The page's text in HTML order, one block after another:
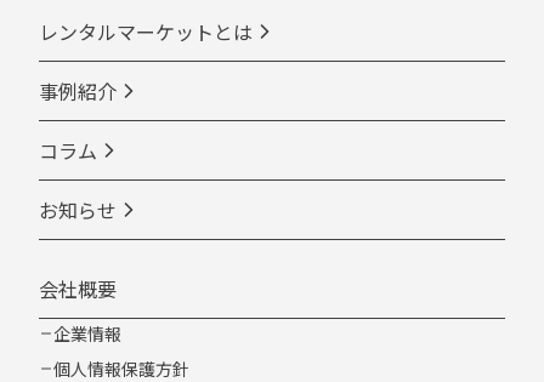
レンタルマーケットとは
事例紹介
コラム
お知らせ
会社概要
企業情報
個人情報保護方針